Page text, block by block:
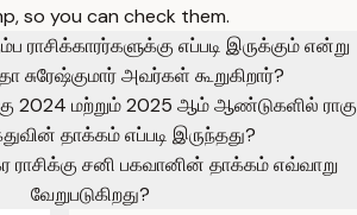
so you can check them.
எப்படி இருக்கும் என்று
சுரேஷ்குமார் அவர்கள் கூறுகிறார்?
2024 மற்றும் 2025 ஆம் ஆண்டுகளில் ராகு
தாக்கம் எப்படி இருந்தது?
ராசிக்கு சனி பகவானின் தாக்கம் எவ்வாறு
வேறுபடுகிறது?